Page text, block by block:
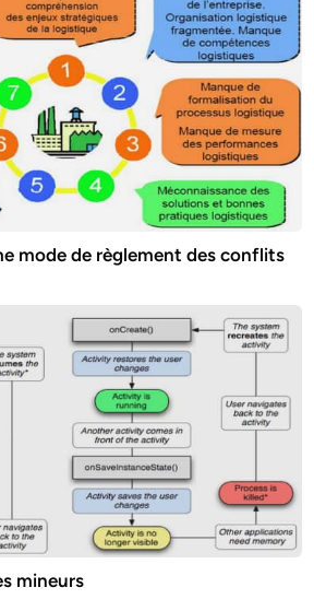
mode de règlement des conflits
mineurs